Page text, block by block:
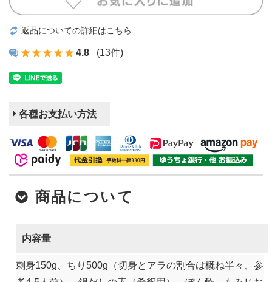
返品についての詳細はこちら
4.8 (13件)
各種お支払い方法
商品について
内容量
刺身150g、ちり500g（切身とアラの割合は概ね半々、参